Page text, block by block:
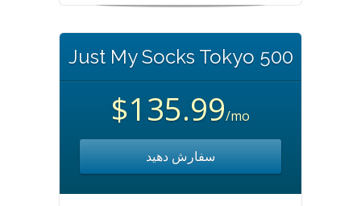
Just My Socks Tokyo 500
$135.99/mo
سفارش دهید